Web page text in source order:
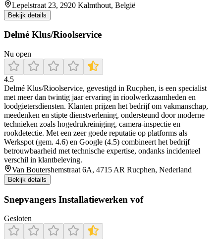
Lepelstraat 23, 2920 Kalmthout, België
Bekijk details
Delmé Klus/Rioolservice
Nu open
4.5
Delmé Klus/Rioolservice, gevestigd in Rucphen, is een specialist
met meer dan twintig jaar ervaring in rioolwerkzaamheden en
loodgietersdiensten. Klanten prijzen het bedrijf om vakmanschap,
meedenken en stipte dienstverlening, ondersteund door moderne
technieken zoals hogedrukreiniging, camera-inspectie en
rookdetectie. Met een zeer goede reputatie op platforms als
Werkspot (gem. 4.6) en Google (4.5) combineert het bedrijf
betrouwbaarheid met technische expertise, ondanks incidenteel
verschil in klantbeleving.
Van Boutershemstraat 6A, 4715 AR Rucphen, Nederland
Bekijk details
Snepvangers Installatiewerken vof
Gesloten